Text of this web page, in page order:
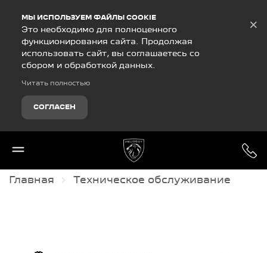
МЫ ИСПОЛЬЗУЕМ ФАЙЛЫ COOKIE
Это необходимо для полноценного
функционирования сайта. Продолжая
использовать сайт, вы соглашаетесь со
сбором и обработкой данных.
Читать полностью
СОГЛАСЕН
×
Главная Техническое обслуживание